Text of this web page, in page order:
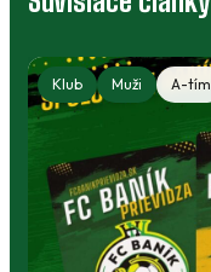
Klub Muži